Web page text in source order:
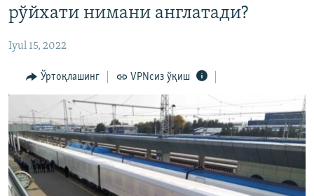
ўтинг
На русском
ИЖТИМОИЙ ТАРМОҚЛАР
Озодлик бошқа тилларда
рўйхати нимани англатади?
Iyul 15, 2022
Ўртоқлашинг VPNсиз ўқиш